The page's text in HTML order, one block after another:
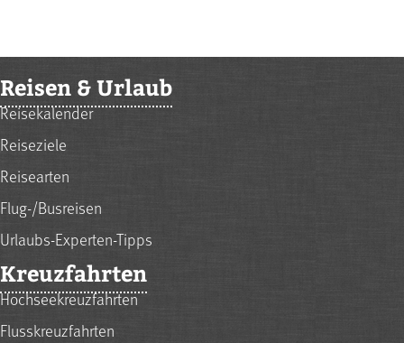
Reisen & Urlaub
Reisekalender
Reiseziele
Reisearten
Flug-/Busreisen
Urlaubs-Experten-Tipps
Kreuzfahrten
Hochseekreuzfahrten
Flusskreuzfahrten